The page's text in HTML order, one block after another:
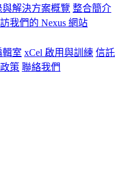
與解決方案概覽 整合簡介
我們的 Nexus 網站
輯室 xCel 啟用與訓練 信託
策 聯絡我們